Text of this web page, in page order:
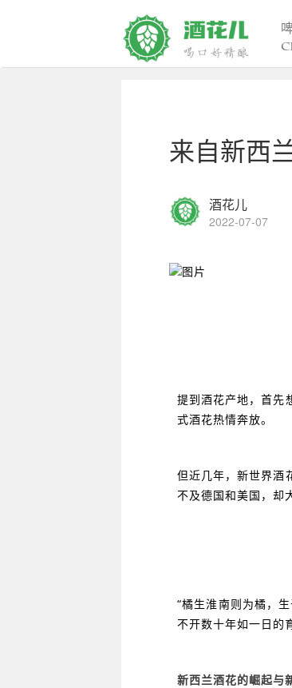
入门
进阶
考试认证
来自新西
酒花儿
2022-07-07
提到酒花产地，首先
式酒花热情奔放。
但近几年，新世界酒
不及德国和美国，却
“橘生淮南则为橘，
不开数十年如一日的
新西兰酒花的崛起与